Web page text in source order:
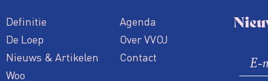
Definitie
De Loep
Nieuws & Artikelen
Woo
Agenda
Over VVOJ
Contact